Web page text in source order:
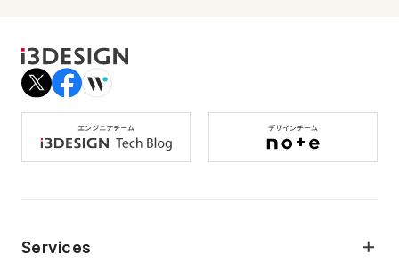
Services